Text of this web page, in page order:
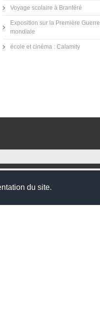
du site.
Voyage scolaire à Branféré
Exposition sur la Première Guerre
mondiale
école et cinéma : Calamity